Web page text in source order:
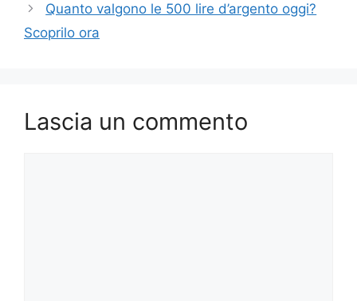
Quanto valgono le 500 lire d’argento oggi?
Scoprilo ora
Lascia un commento